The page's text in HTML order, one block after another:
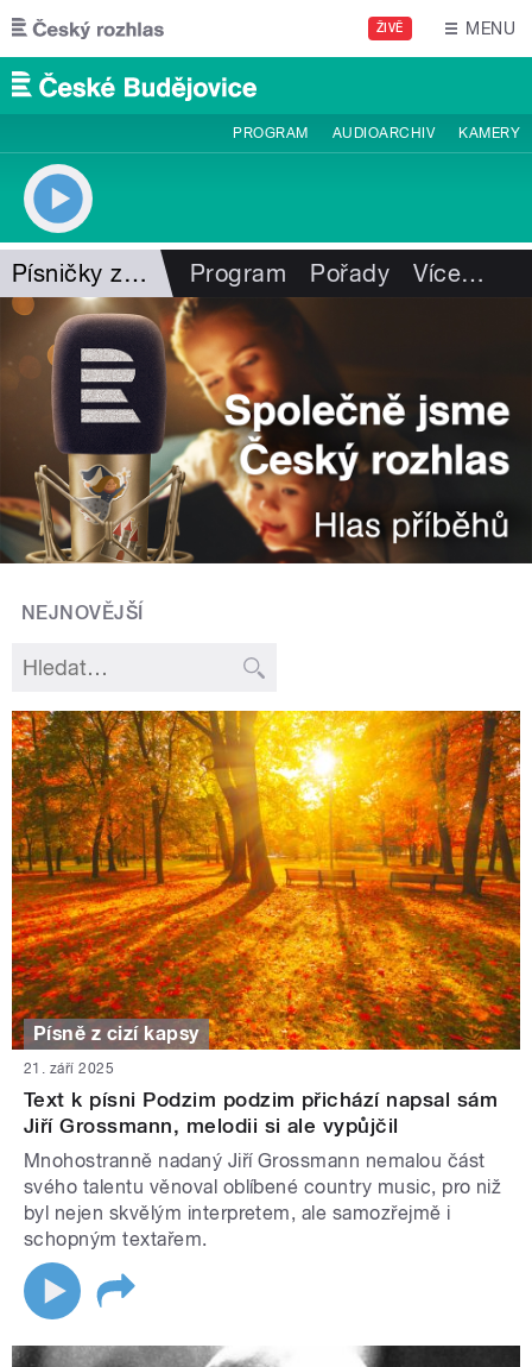
Přejít k hlavnímu obsahu
ŽIVĚ MENU
PROGRAM AUDIOARCHIV KAMERY
Písničky z cizí kapsy Program Pořady Více…
NEJNOVĚJŠÍ
Písně z cizí kapsy
21. září 2025
Text k písni Podzim podzim přichází napsal sám
Jiří Grossmann, melodii si ale vypůjčil
Mnohostranně nadaný Jiří Grossmann nemalou část
svého talentu věnoval oblíbené country music, pro niž
byl nejen skvělým interpretem, ale samozřejmě i
schopným textařem.